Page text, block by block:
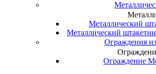
Металлический
Металлический
Ограждения
Ограждение